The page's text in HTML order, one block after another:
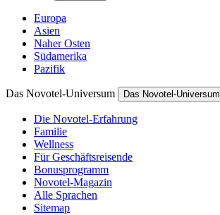
Europa
Asien
Naher Osten
Südamerika
Pazifik
Das Novotel-Universum Das Novotel-Universum
Die Novotel-Erfahrung
Familie
Wellness
Für Geschäftsreisende
Bonusprogramm
Novotel-Magazin
Alle Sprachen
Sitemap